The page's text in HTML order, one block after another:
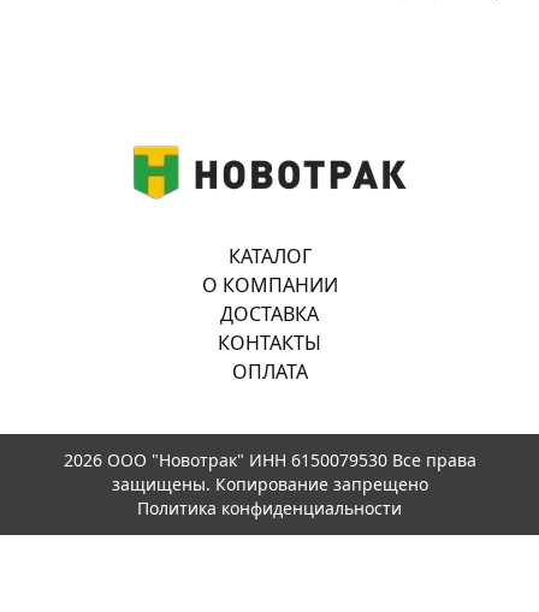
КАТАЛОГ
О КОМПАНИИ
ДОСТАВКА
КОНТАКТЫ
ОПЛАТА
2026 ООО "Новотрак" ИНН 6150079530 Все права
защищены. Копирование запрещено
Политика конфиденциальности